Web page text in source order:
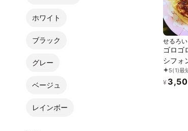
ホワイト
ブラック
グレー
ベージュ
レインボー
せるろ
ゴロゴ
シフォ
5(1)最
¥